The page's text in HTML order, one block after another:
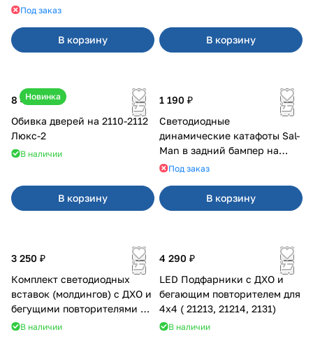
Под заказ
В корзину В корзину
Новинка
8 400 ₽
Обивка дверей на 2110-2112
Люкс-2
В наличии
В корзину
1 190 ₽
Светодиодные
динамические катафоты Sal-
Man в задний бампер на
Приора 2
Под заказ
В корзину
3 250 ₽
Комплект светодиодных
вставок (молдингов) с ДХО и
бегущими повторителями на
Веста
В наличии
4 290 ₽
LED Подфарники с ДХО и
бегающим повторителем для
4x4 ( 21213, 21214, 2131)
В наличии